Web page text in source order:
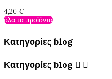
4,20 €
όλα τα προϊόντα
Κατηγορίες blog
Κατηγορίες blog  